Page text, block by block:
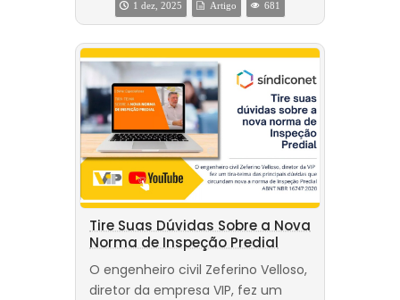
1 dez, 2025 Artigo 681
Tire Suas Dúvidas Sobre a Nova
Norma de Inspeção Predial
O engenheiro civil Zeferino Velloso,
diretor da empresa VIP, fez um